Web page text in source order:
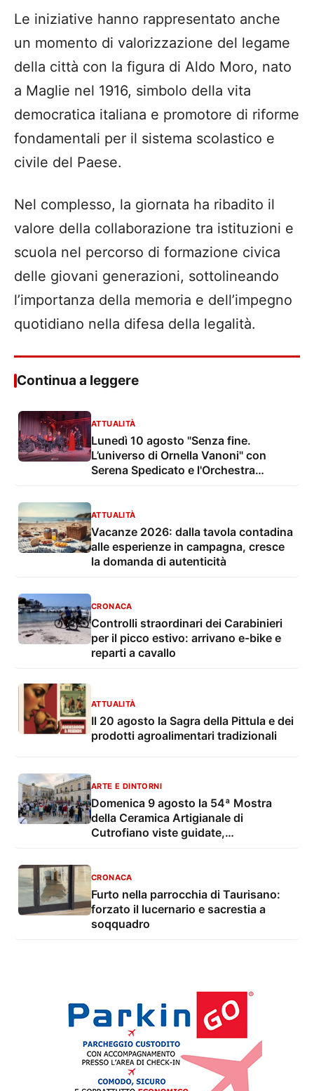
Le iniziative hanno rappresentato anche
un momento di valorizzazione del legame
della città con la figura di Aldo Moro, nato
a Maglie nel 1916, simbolo della vita
democratica italiana e promotore di riforme
fondamentali per il sistema scolastico e
civile del Paese.
Nel complesso, la giornata ha ribadito il
valore della collaborazione tra istituzioni e
scuola nel percorso di formazione civica
delle giovani generazioni, sottolineando
l’importanza della memoria e dell’impegno
quotidiano nella difesa della legalità.
Continua a leggere
ATTUALITÀ
Lunedì 10 agosto "Senza fine.
L’universo di Ornella Vanoni" con
Serena Spedicato e l'Orchestra
ATTUALITÀ
Vacanze 2026: dalla tavola contadina
alle esperienze in campagna, cresce
la domanda di autenticità
CRONACA
Controlli straordinari dei Carabinieri
per il picco estivo: arrivano e-bike e
reparti a cavallo
ATTUALITÀ
Il 20 agosto la Sagra della Pittula e dei
prodotti agroalimentari tradizionali
ARTE E DINTORNI
Domenica 9 agosto la 54ª Mostra
della Ceramica Artigianale di
Cutrofiano viste guidate,
CRONACA
Furto nella parrocchia di Taurisano:
forzato il lucernario e sacrestia a
soqquadro